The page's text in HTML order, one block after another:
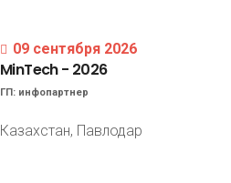
09 сентября 2026
MinTech- 2026
ГП: инфопартнер
Казахстан, Павлодар